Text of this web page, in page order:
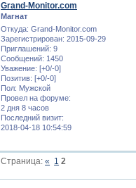
Grand-Monitor.com
Магнат
Откуда: Grand-Monitor.com
Зарегистрирован: 2015-09-29
Приглашений: 9
Сообщений: 1450
Уважение: [+0/-0]
Позитив: [+0/-0]
Пол: Мужской
Провел на форуме:
2 дня 8 часов
Последний визит:
2018-04-18 10:54:59
Страница:« 1 2